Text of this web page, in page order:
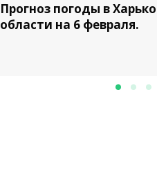
Прогноз погоды в
области на 6 февраля.